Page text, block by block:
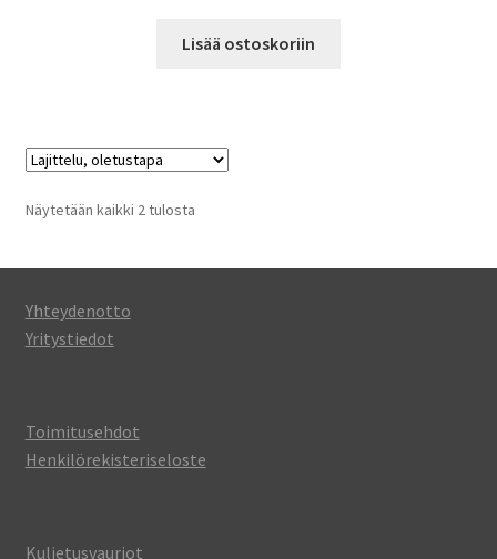
Lisää ostoskoriin
Näytetään kaikki 2 tulosta
Yhteydenotto
Yritystiedot
Toimitusehdot
Henkilörekisteriseloste
Kuljetusvauriot